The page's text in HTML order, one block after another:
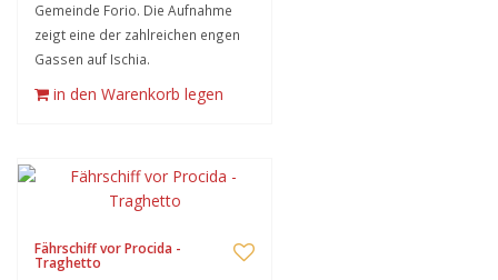
Gemeinde Forio. Die Aufnahme
zeigt eine der zahlreichen engen
Gassen auf Ischia.
in den Warenkorb legen
Fährschiff vor Procida -
Traghetto